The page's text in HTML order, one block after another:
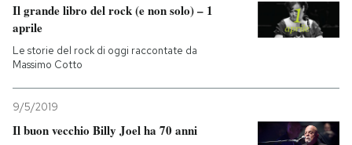
Il grande libro del rock (e non solo) – 1
aprile
Le storie del rock di oggi raccontate da
Massimo Cotto
9/5/2019
Il buon vecchio Billy Joel ha 70 anni